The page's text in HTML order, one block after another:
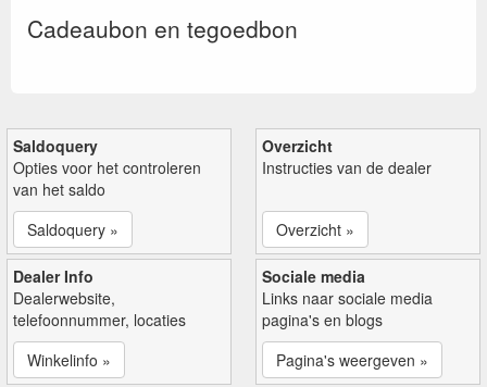
Cadeaubon en tegoedbon
Saldoquery
Opties voor het controleren
van het saldo
Saldoquery »
Overzicht
Instructies van de dealer
Overzicht »
Dealer Info
Dealerwebsite,
telefoonnummer, locaties
Winkelinfo »
Sociale media
Links naar sociale media
pagina's en blogs
Pagina's weergeven »